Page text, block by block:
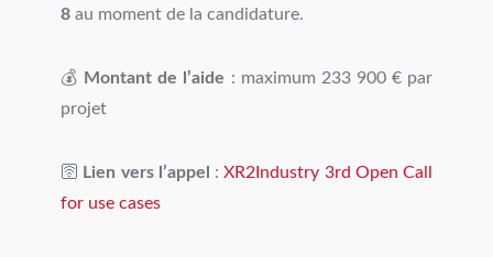
8 au moment de la candidature.
💰 Montant de l’aide : maximum 233 900 € par
projet
🛜 Lien vers l’appel :XR2Industry 3rd Open Call
for use cases